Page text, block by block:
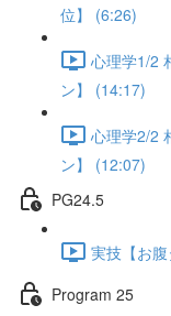
位】 (6:26)
心理学1/2
ン】 (14:17)
心理学2/2
ン】 (12:07)
PG24.5
実技【お
Program 25